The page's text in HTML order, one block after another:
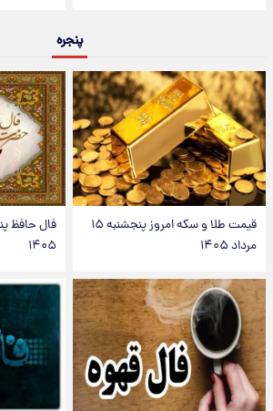
پنجره
قیمت طلا و سکه امروز پنجشنبه ۱۵
مرداد ۱۴۰۵
۱۴۰۵